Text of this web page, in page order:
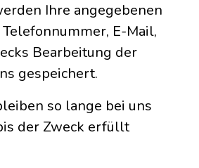
Ihre angegebenen
E-Mail,
Bearbeitung der
gespeichert.
so lange bei uns
der Zweck erfüllt